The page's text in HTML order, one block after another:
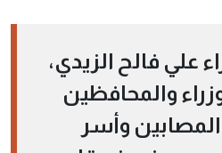
علي فالح الزيدي،
والمحافظين
المصابين وأسر